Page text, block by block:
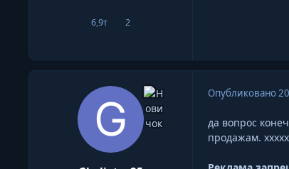
6,9тсообщения
2Репутация
Опубликовано
да вопрос
продажам.